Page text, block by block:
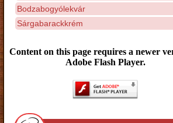
Bodzabogyólekvár
Sárgabarackkrém
Content on this page requires a newer
Adobe Flash Player.